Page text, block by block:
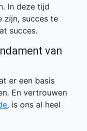
In deze tijd
zijn, succes te
succes.
van
er een basis
En vertrouwen
, is ons al heel